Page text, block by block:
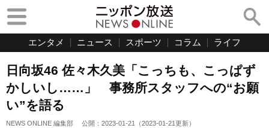
エンタメ ニュース スポーツ コラム ライフ
日向坂46 佐々木久美「こっちも、こっぱず
かしいし……」 事務所スタッフへの“お願
い”を語る
NEWS ONLINE 編集部 公開： 2023-01-21 （2023-01-21更新）